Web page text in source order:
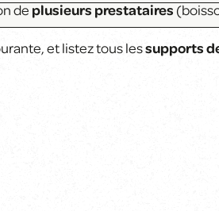
de plusieurs prestataires
et listez tous lessupports